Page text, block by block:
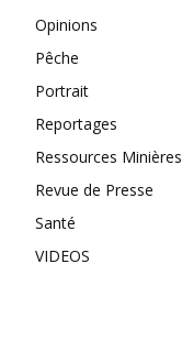
Opinions
Pêche
Portrait
Reportages
Ressources Minières
Revue de Presse
Santé
VIDEOS